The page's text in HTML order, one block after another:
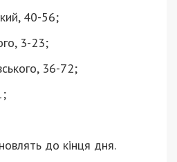
40-56;
3-23;
36-72;
до кінця дня.